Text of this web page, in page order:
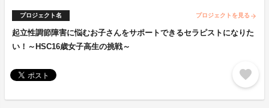
プロジェクト名 プロジェクトを見る arrow_forward
起立性調節障害に悩むお子さんをサポートできるセラピストになりた
い！～HSC16歳女子高生の挑戦～
favorite